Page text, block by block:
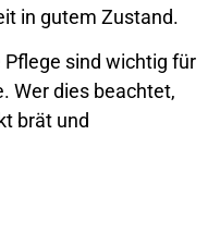
in gutem Zustand.
Pflege sind wichtig für
Wer dies beachtet,
brät und